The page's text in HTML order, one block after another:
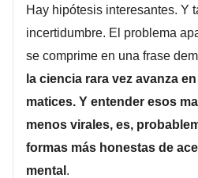
Hay hipótesis interesantes. Y
incertidumbre. El problema
se comprime en una frase
la ciencia rara vez avanza
matices. Y entender esos
menos virales, es,
formas más honestas de
mental .